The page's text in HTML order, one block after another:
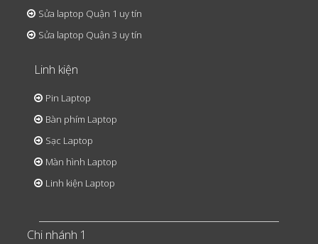
Sửa laptop Quận 1 uy tín
Sửa laptop Quận 3 uy tín
Linh kiện
Pin Laptop
Bàn phím Laptop
Sạc Laptop
Màn hình Laptop
Linh kiện Laptop
Chi nhánh 1